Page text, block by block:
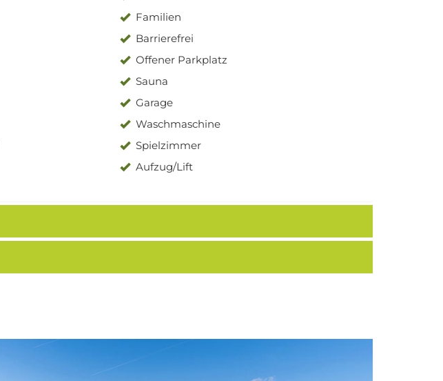
Familien
Barrierefrei
Offener Parkplatz
Sauna
Garage
Waschmaschine
Spielzimmer
Aufzug/Lift